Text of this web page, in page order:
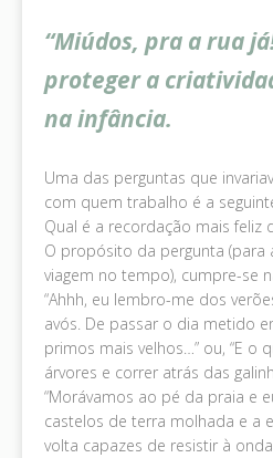
“Miúdos, pra a rua
proteger a
na infância.
Uma das perguntas que
com quem trabalho é a
Qual é a recordação mais feliz
O propósito da pergunta (para
viagem no tempo), cumpre-se
“Ahhh, eu lembro-me dos
avós. De passar o dia metido
primos mais velhos…” ou, “E o
árvores e correr atrás das
“Morávamos ao pé da praia e
castelos de terra molhada e a
volta capazes de resistir à